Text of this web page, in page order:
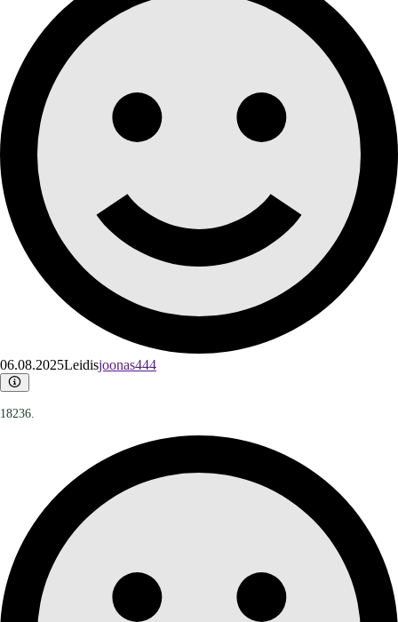
06.08.2025Leidisjoonas444
18236.